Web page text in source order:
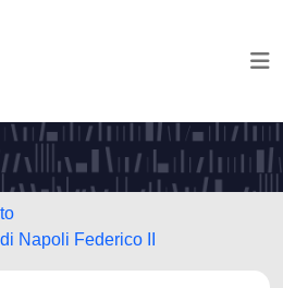
Napoli Federico II